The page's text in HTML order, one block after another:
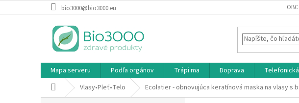
na
bio3000@bio3000.eu
Mapa serveru Podľa orgánov Trápi ma Doprava
DomovVlasy•Pleť•Telo Ecolatier - obnovujúca keratínová maska na vlasy s